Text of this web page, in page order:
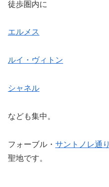
徒歩圏内に
エルメス
ルイ・ヴィトン
シャネル
なども集中。
フォーブル・ サントノレ通り
聖地です。